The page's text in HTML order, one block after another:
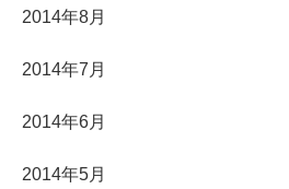
2014年8月
2014年7月
2014年6月
2014年5月